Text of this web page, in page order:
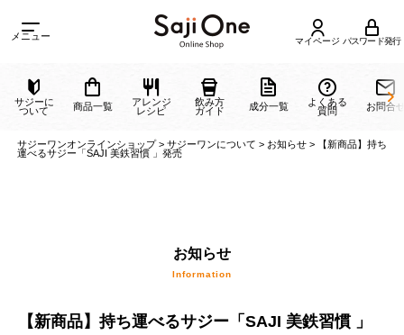
メニュー マイページ パスワード発行
サジーに アレンジ 飲み方 成分一覧 よくある
サジーワンオンラインショップ>
お知らせ
【新商品】持ち運べるサジー「SAJI 美鉄習慣 」